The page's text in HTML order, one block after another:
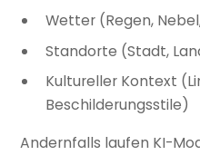
Wetter (Regen,
Standorte (Stadt,
Kultureller Kontext
Beschilderungsstile)
Andernfalls laufen KI-